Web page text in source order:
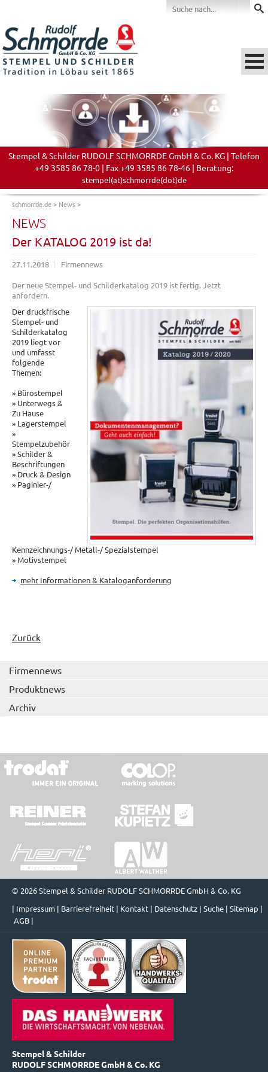
Stempel & Schilder RUDOLF SCHMORRDE GmbH & Co. KG | Telefon
+49 3585 86 78-0 | Fax +49 3585 86 78-46 | Beratung:
stempel(at)schmorrde(dot)de
schmorrde.de> News>
NEWS
Der KATALOG 2019 ist da!
27.11.2018 Firmennews
Der neue Stempel- und Schilderkatalog 2019 ist fertig. Jetzt
anfordern.
Der druckfrische
Stempel- und
Schilderkatalog
2019 liegt vor
und umfasst
folgende
Themen:
» Bürostempel
» Unterwegs &
Zu Hause
» Lagerstempel
»
Stempelzubehör
» Schilder &
Beschriftungen
» Druck & Design
» Paginier-/
Kennzeichnungs-/ Metall-/ Spezialstempel
» Motivstempel
mehr Informationen & Kataloganforderung
Zurück
Firmennews
Produktnews
Archiv
© 2026 Stempel & Schilder RUDOLF SCHMORRDE GmbH & Co. KG
| Impressum | Barrierefreiheit | Kontakt | Datenschutz | Suche | Sitemap |
AGB |
Stempel & Schilder
RUDOLF SCHMORRDE GmbH & Co. KG